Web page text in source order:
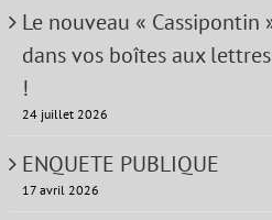
Le nouveau « Cassipontin
dans vos boîtes aux lettres
!
24 juillet 2026
ENQUETE PUBLIQUE
17 avril 2026